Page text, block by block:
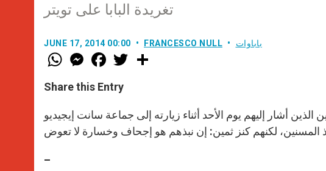
تغريدة البابا على تويتر
JUNE 17, 2014 00:00 FRANCESCO NULL باباوات
W
h
t
s
p
p
M
e
s
e
g
e
r
F
a
e
b
o
k
w
r
Share this Entry
أشار إليهم يوم الأحد أثناء زيارته إلى جماعة سانت إيجيديو
–